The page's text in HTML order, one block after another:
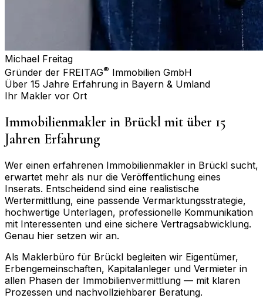
Michael Freitag
Gründer der FREITAG® Immobilien GmbH
Über 15 Jahre Erfahrung in Bayern & Umland
Ihr Makler vor Ort
Immobilienmakler in Brückl mit über 15
Jahren Erfahrung
Wer einen erfahrenen Immobilienmakler in Brückl sucht,
erwartet mehr als nur die Veröffentlichung eines
Inserats. Entscheidend sind eine realistische
Wertermittlung, eine passende Vermarktungsstrategie,
hochwertige Unterlagen, professionelle Kommunikation
mit Interessenten und eine sichere Vertragsabwicklung.
Genau hier setzen wir an.
Als Maklerbüro für Brückl begleiten wir Eigentümer,
Erbengemeinschaften, Kapitalanleger und Vermieter in
allen Phasen der Immobilienvermittlung — mit klaren
Prozessen und nachvollziehbarer Beratung.